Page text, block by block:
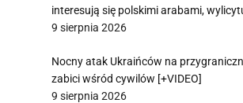
interesują się polskimi arabami,
9 sierpnia 2026
Nocny atak Ukraińców na
zabici wśród cywilów [+VIDEO]
9 sierpnia 2026